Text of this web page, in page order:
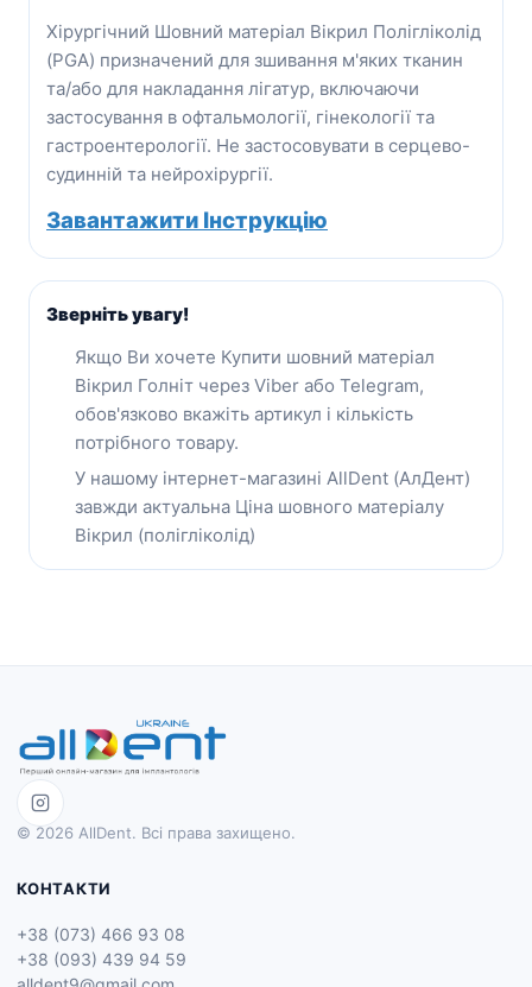
Хірургічний Шовний матеріал Вікрил Полігліколід
(PGA) призначений для зшивання м'яких тканин
та/або для накладання лігатур, включаючи
застосування в офтальмології, гінекології та
гастроентерології. Не застосовувати в серцево-
судинній та нейрохірургії.
Завантажити Інструкцію
Зверніть увагу!
Якщо Ви хочете Купити шовний матеріал
Вікрил Голніт через Viber або Telegram,
обов'язково вкажіть артикул і кількість
потрібного товару.
У нашому інтернет-магазині AllDent (АлДент)
завжди актуальна Ціна шовного матеріалу
Вікрил (полігліколід)
© 2026 AllDent. Всі права захищено.
КОНТАКТИ
+38 (073) 466 93 08
+38 (093) 439 94 59